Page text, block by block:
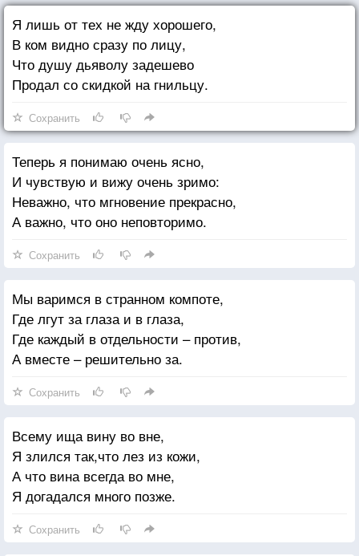
Я лишь от тех не жду хорошего,
В ком видно сразу по лицу,
Что душу дьяволу задешево
Продал со скидкой на гнильцу.
Сохранить
Теперь я понимаю очень ясно,
И чувствую и вижу очень зримо:
Неважно, что мгновение прекрасно,
А важно, что оно неповторимо.
Сохранить
Мы варимся в странном компоте,
Где лгут за глаза и в глаза,
Где каждый в отдельности – против,
А вместе – решительно за.
Сохранить
Всему ища вину во вне,
Я злился так,что лез из кожи,
А что вина всегда во мне,
Я догадался много позже.
Сохранить